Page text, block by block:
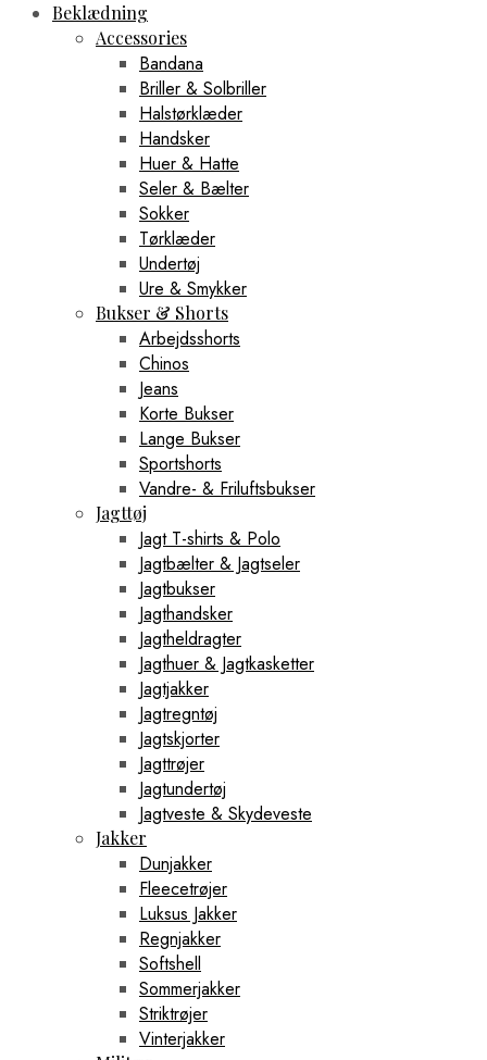
Beklædning
Accessories
Bandana
Briller & Solbriller
Halstørklæder
Handsker
Huer & Hatte
Seler & Bælter
Sokker
Tørklæder
Undertøj
Ure & Smykker
Bukser & Shorts
Arbejdsshorts
Chinos
Jeans
Korte Bukser
Lange Bukser
Sportshorts
Vandre- & Friluftsbukser
Jagttøj
Jagt T-shirts & Polo
Jagtbælter & Jagtseler
Jagtbukser
Jagthandsker
Jagtheldragter
Jagthuer & Jagtkasketter
Jagtjakker
Jagtregntøj
Jagtskjorter
Jagttrøjer
Jagtundertøj
Jagtveste & Skydeveste
Jakker
Dunjakker
Fleecetrøjer
Luksus Jakker
Regnjakker
Softshell
Sommerjakker
Striktrøjer
Vinterjakker